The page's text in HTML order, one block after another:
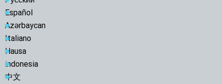
Español
Azərbaycan
Italiano
Hausa
indonesia
中文